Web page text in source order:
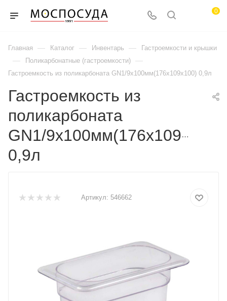
0
Главная — Каталог — Инвентарь — Гастроемкости и крышки
— Поликарбонатные (гастроемкости) —
Гастроемкость из поликарбоната GN1/9х100мм(176х109х100) 0,9л
Гастроемкость из
поликарбоната
GN1/9х100мм(176х109х100)
0,9л
Артикул: 546662